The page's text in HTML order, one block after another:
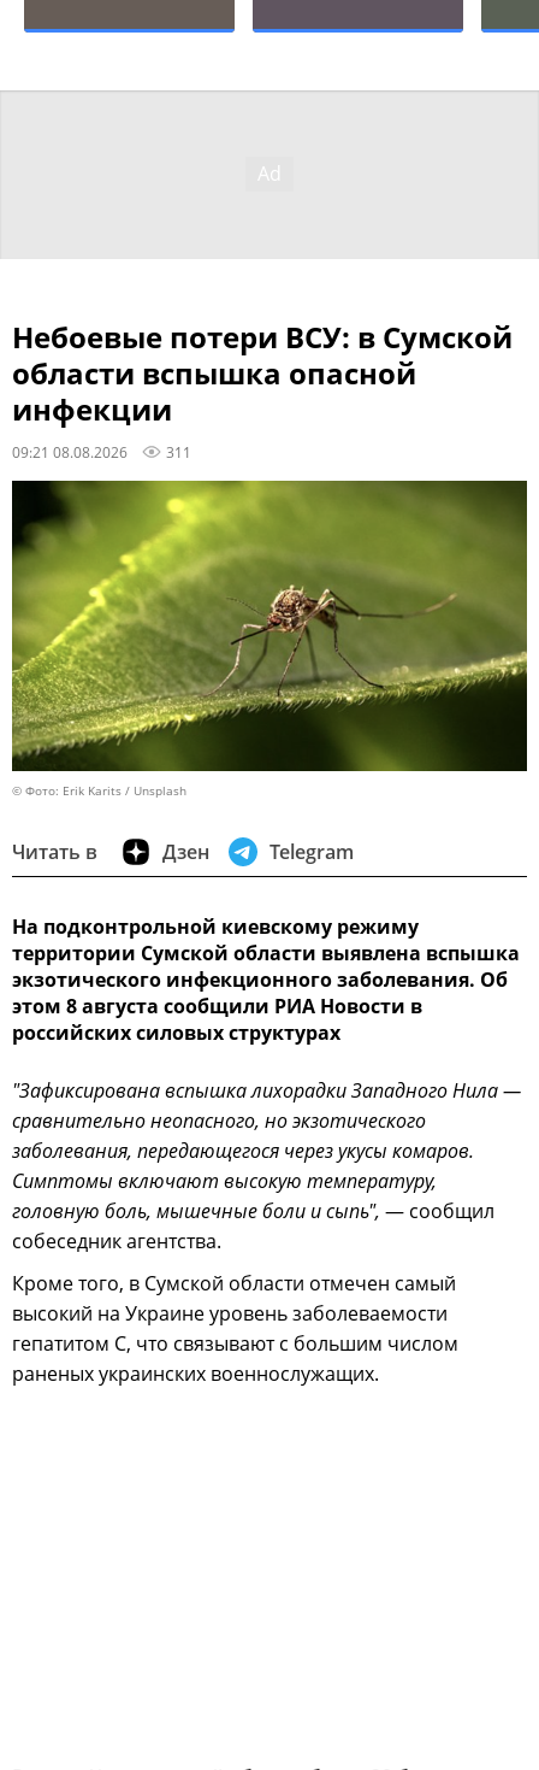
Небоевые потери ВСУ: в Сумской
области вспышка опасной
инфекции
09:21 08.08.2026 311
© Фото: Erik Karits / Unsplash
Читать в Дзен Telegram
На подконтрольной киевскому режиму
территории Сумской области выявлена вспышка
экзотического инфекционного заболевания. Об
этом 8 августа сообщили РИА Новости в
российских силовых структурах
"Зафиксирована вспышка лихорадки Западного Нила —
сравнительно неопасного, но экзотического
заболевания, передающегося через укусы комаров.
Симптомы включают высокую температуру,
головную боль, мышечные боли и сыпь", — сообщил
собеседник агентства.
Кроме того, в Сумской области отмечен самый
высокий на Украине уровень заболеваемости
гепатитом С, что связывают с большим числом
раненых украинских военнослужащих.